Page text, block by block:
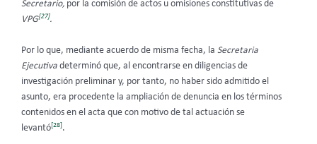
Secretario, por la comisión de actos u omisiones constitutivas de
VPG[27].
Por lo que, mediante acuerdo de misma fecha, la Secretaria
Ejecutiva determinó que, al encontrarse en diligencias de
investigación preliminar y, por tanto, no haber sido admitido el
asunto, era procedente la ampliación de denuncia en los términos
contenidos en el acta que con motivo de tal actuación se
levantó[28].